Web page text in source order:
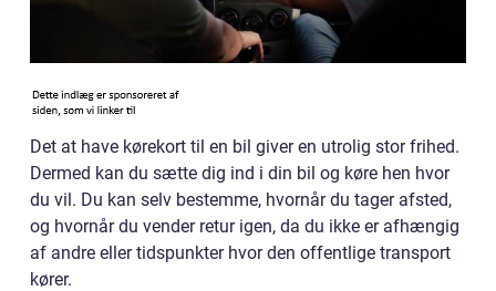
Det at have kørekort til en bil giver en utrolig stor frihed.
Dermed kan du sætte dig ind i din bil og køre hen hvor
du vil. Du kan selv bestemme, hvornår du tager afsted,
og hvornår du vender retur igen, da du ikke er afhængig
af andre eller tidspunkter hvor den offentlige transport
kører.